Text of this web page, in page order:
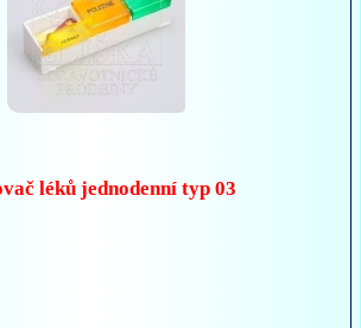
léků jednodenní typ 03